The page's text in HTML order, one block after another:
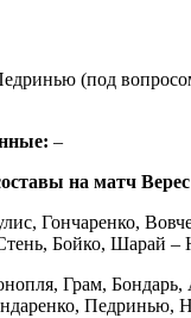
(под
–
на матч
Гончаренко,
Бойко, Шарай –
Грам, Бондарь,
Педринью,